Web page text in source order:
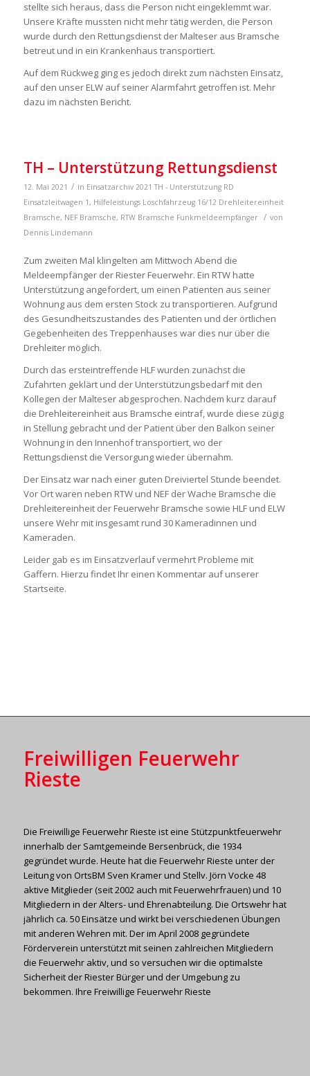
stellte sich heraus, dass die Person nicht eingeklemmt war.
Unsere Kräfte mussten nicht mehr tätig werden, die Person
wurde durch den Rettungsdienst der Malteser aus Bramsche
betreut und in ein Krankenhaus transportiert.
Auf dem Rückweg ging es jedoch direkt zum nächsten Einsatz,
auf den unser ELW auf seiner Alarmfahrt getroffen ist. Mehr
dazu im nächsten Bericht.
TH – Unterstützung Rettungsdienst
12. Mai 2021 / in Einsatzarchiv 2021 TH - Unterstützung RD
Einsatzleitwagen 1, Hilfeleistungs Löschfahrzeug 16/12 Drehleitereinheit
Bramsche, NEF Bramsche, RTW Bramsche Funkmeldeempfänger / von
Dennis Lindemann
Zum zweiten Mal klingelten am Mittwoch Abend die
Meldeempfänger der Riester Feuerwehr. Ein RTW hatte
Unterstützung angefordert, um einen Patienten aus seiner
Wohnung aus dem ersten Stock zu transportieren. Aufgrund
des Gesundheitszustandes des Patienten und der örtlichen
Gegebenheiten des Treppenhauses war dies nur über die
Drehleiter möglich.
Durch das ersteintreffende HLF wurden zunächst die
Zufahrten geklärt und der Unterstützungsbedarf mit den
Kollegen der Malteser abgesprochen. Nachdem kurz darauf
die Drehleitereinheit aus Bramsche eintraf, wurde diese zügig
in Stellung gebracht und der Patient über den Balkon seiner
Wohnung in den Innenhof transportiert, wo der
Rettungsdienst die Versorgung wieder übernahm.
Der Einsatz war nach einer guten Dreiviertel Stunde beendet.
Vor Ort waren neben RTW und NEF der Wache Bramsche die
Drehleitereinheit der Feuerwehr Bramsche sowie HLF und ELW
unsere Wehr mit insgesamt rund 30 Kameradinnen und
Kameraden.
Leider gab es im Einsatzverlauf vermehrt Probleme mit
Gaffern. Hierzu findet Ihr einen Kommentar auf unserer
Startseite.
Freiwilligen Feuerwehr
Rieste
Die Freiwillige Feuerwehr Rieste ist eine Stützpunktfeuerwehr
innerhalb der Samtgemeinde Bersenbrück, die 1934
gegründet wurde. Heute hat die Feuerwehr Rieste unter der
Leitung von OrtsBM Sven Kramer und Stellv. Jörn Vocke 48
aktive Mitglieder (seit 2002 auch mit Feuerwehrfrauen) und 10
Mitgliedern in der Alters- und Ehrenabteilung. Die Ortswehr hat
jährlich ca. 50 Einsätze und wirkt bei verschiedenen Übungen
mit anderen Wehren mit. Der im April 2008 gegründete
Förderverein unterstützt mit seinen zahlreichen Mitgliedern
die Feuerwehr aktiv, und so versuchen wir die optimalste
Sicherheit der Riester Bürger und der Umgebung zu
bekommen. Ihre Freiwillige Feuerwehr Rieste